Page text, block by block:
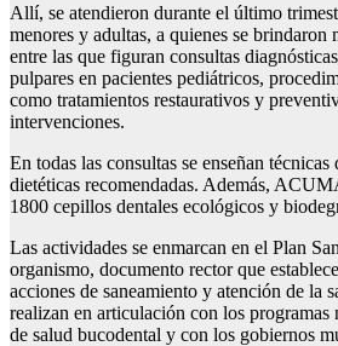
Allí, se atendieron durante el último
menores y adultas, a quienes se brindaron
entre las que figuran consultas
pulpares en pacientes pediátricos,
como tratamientos restaurativos y
intervenciones.
En todas las consultas se enseñan
dietéticas recomendadas. Además,
1800 cepillos dentales ecológicos y
Las actividades se enmarcan en el Plan
organismo, documento rector que
acciones de saneamiento y atención de la
realizan en articulación con los
de salud bucodental y con los gobiernos